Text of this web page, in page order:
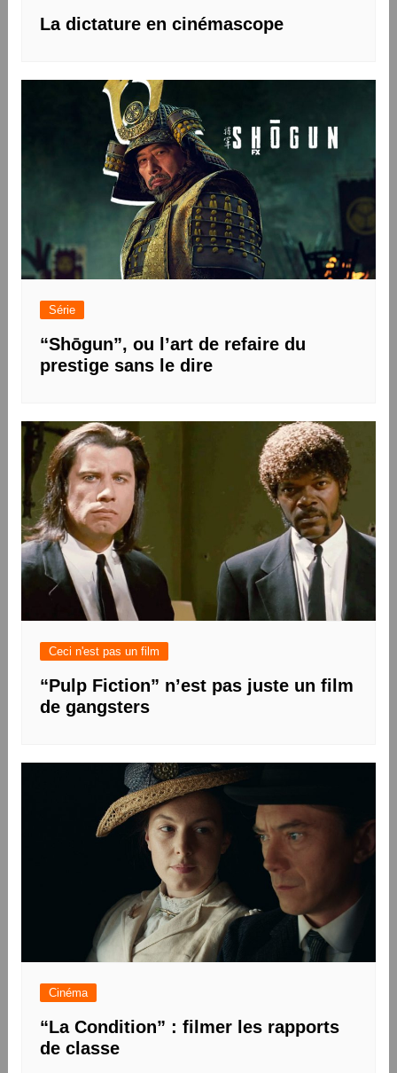
La dictature en cinémascope
Série
“Shōgun”, ou l’art de refaire du
prestige sans le dire
Ceci n'est pas un film
“Pulp Fiction” n’est pas juste un film
de gangsters
Cinéma
“La Condition” : filmer les rapports
de classe